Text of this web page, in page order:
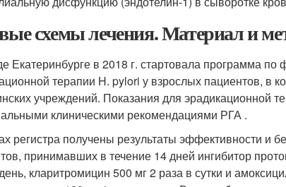
схемы лечения. Материал и
Екатеринбурге в 2018 г. стартовала программа
терапии H. pylori у взрослых пациентов, в
учреждений. Показания для эрадикационной
клиническими рекомендациями РГА .
регистра получены результаты эффективности и
принимавших в течение 14 дней ингибитор
кларитромицин 500 мг 2 раза в сутки и